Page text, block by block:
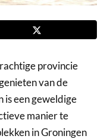
provincie
van de
is een geweldige
manier te
in Groningen